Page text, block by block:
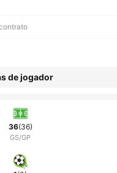
de jogador
36(36)
GS/GP